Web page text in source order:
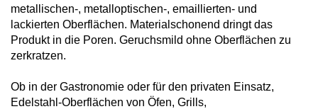
metallischen-, metalloptischen-, emaillierten- und
lackierten Oberflächen. Materialschonend dringt das
Produkt in die Poren. Geruchsmild ohne Oberflächen zu
zerkratzen.
Ob in der Gastronomie oder für den privaten Einsatz,
Edelstahl-Oberflächen von Öfen, Grills,